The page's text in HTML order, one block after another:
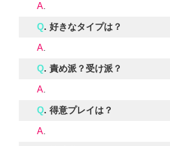
A.
Q. 好きなタイプは？
A.
Q. 責め派？受け派？
A.
Q. 得意プレイは？
A.